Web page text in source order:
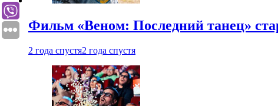
Фильм «Веном: Последний танец»
2 года спустя2 года спустя